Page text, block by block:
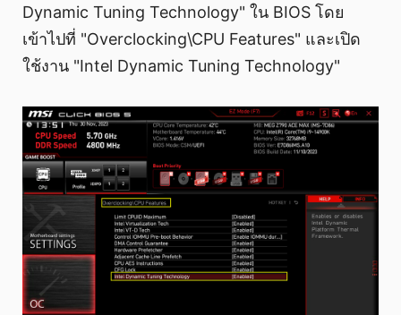
Dynamic Tuning Technology" ใน BIOS โดย
เข้าไปที่ "Overclocking\CPU Features" และเปิด
ใช้งาน "Intel Dynamic Tuning Technology"